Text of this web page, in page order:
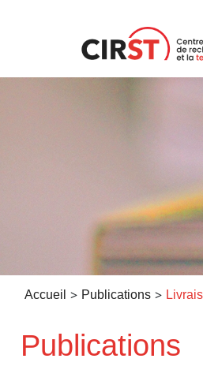
Accueil > Publications >
Publications